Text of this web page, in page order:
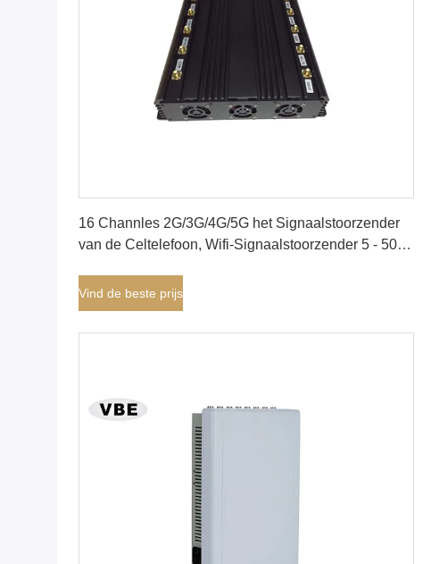
16 Channles 2G/3G/4G/5G het Signaalstoorzender
van de Celtelefoon, Wifi-Signaalstoorzender 5 - 50m
Vind de beste prijs